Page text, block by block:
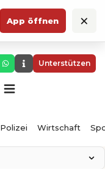
App öffnen ×
Unterstützen
Polizei Wirtschaft